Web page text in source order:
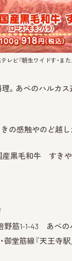
レビ『朝生ワイドす・また
。あべのハルカ
の感触やのど越し
黒毛和牛 すきやき
野筋1-1-43 あべ
御堂筋線『天王寺駅